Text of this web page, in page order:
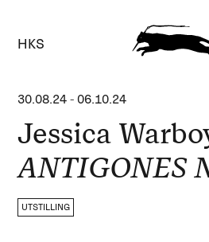
HKS
30.08.24 -06.10.24
Jessica
ANTIGONES
UTSTILLING